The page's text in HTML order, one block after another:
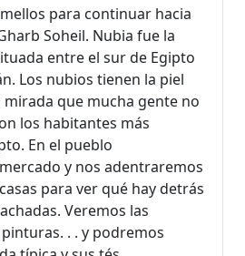
para continuar hacia
Soheil. Nubia fue la
entre el sur de Egipto
Los nubios tienen la piel
mirada que mucha gente no
los habitantes más
En el pueblo
y nos adentraremos
para ver qué hay detrás
Veremos las
. . y podremos